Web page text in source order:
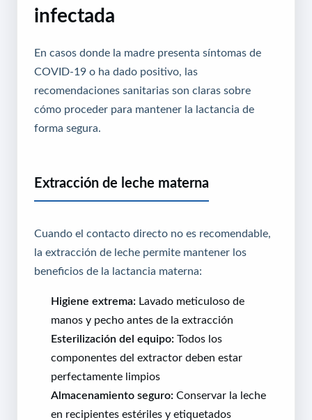
infectada
En casos donde la madre presenta síntomas de
COVID-19 o ha dado positivo, las
recomendaciones sanitarias son claras sobre
cómo proceder para mantener la lactancia de
forma segura.
Extracción de leche materna
Cuando el contacto directo no es recomendable,
la extracción de leche permite mantener los
beneficios de la lactancia materna:
Higiene extrema: Lavado meticuloso de
manos y pecho antes de la extracción
Esterilización del equipo: Todos los
componentes del extractor deben estar
perfectamente limpios
Almacenamiento seguro: Conservar la leche
en recipientes estériles y etiquetados